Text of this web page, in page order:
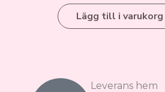
Lägg till i varukorg
Leverans hem